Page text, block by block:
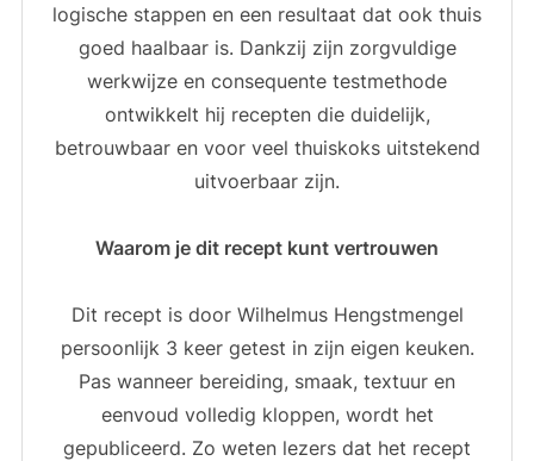
logische stappen en een resultaat dat ook thuis
goed haalbaar is. Dankzij zijn zorgvuldige
werkwijze en consequente testmethode
ontwikkelt hij recepten die duidelijk,
betrouwbaar en voor veel thuiskoks uitstekend
uitvoerbaar zijn.
Waarom je dit recept kunt vertrouwen
Dit recept is door Wilhelmus Hengstmengel
persoonlijk 3 keer getest in zijn eigen keuken.
Pas wanneer bereiding, smaak, textuur en
eenvoud volledig kloppen, wordt het
gepubliceerd. Zo weten lezers dat het recept